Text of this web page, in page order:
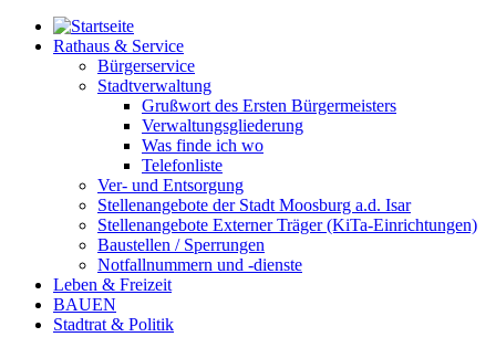
Rathaus & Service
Bürgerservice
Stadtverwaltung
Grußwort des Ersten Bürgermeisters
Verwaltungsgliederung
Was finde ich wo
Telefonliste
Ver- und Entsorgung
Stellenangebote der Stadt Moosburg a.d. Isar
Stellenangebote Externer Träger (KiTa-Einrichtungen)
Baustellen / Sperrungen
Notfallnummern und -dienste
Leben & Freizeit
BAUEN
Stadtrat & Politik